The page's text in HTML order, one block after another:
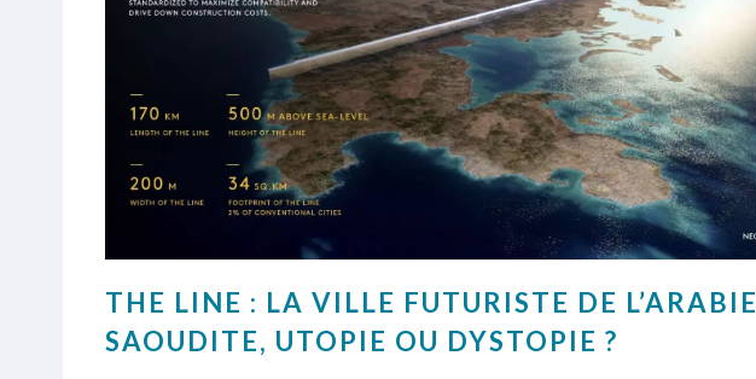
THE LINE : LA VILLE FUTURISTE DE L’ARABIE
SAOUDITE, UTOPIE OU DYSTOPIE ?